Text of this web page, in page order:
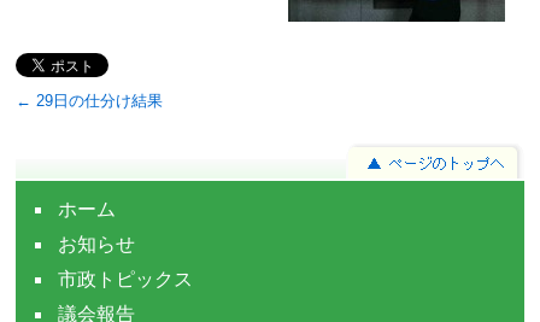
← 29日の仕分け結果
ホーム
お知らせ
市政トピックス
議会報告